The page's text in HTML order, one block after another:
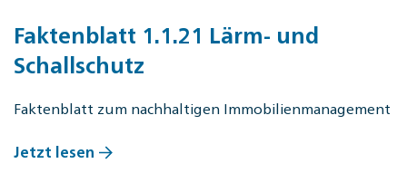
Faktenblatt 1.1.21 Lärm- und
Schallschutz
Faktenblatt zum nachhaltigen Immobilienmanagement
Jetzt lesen